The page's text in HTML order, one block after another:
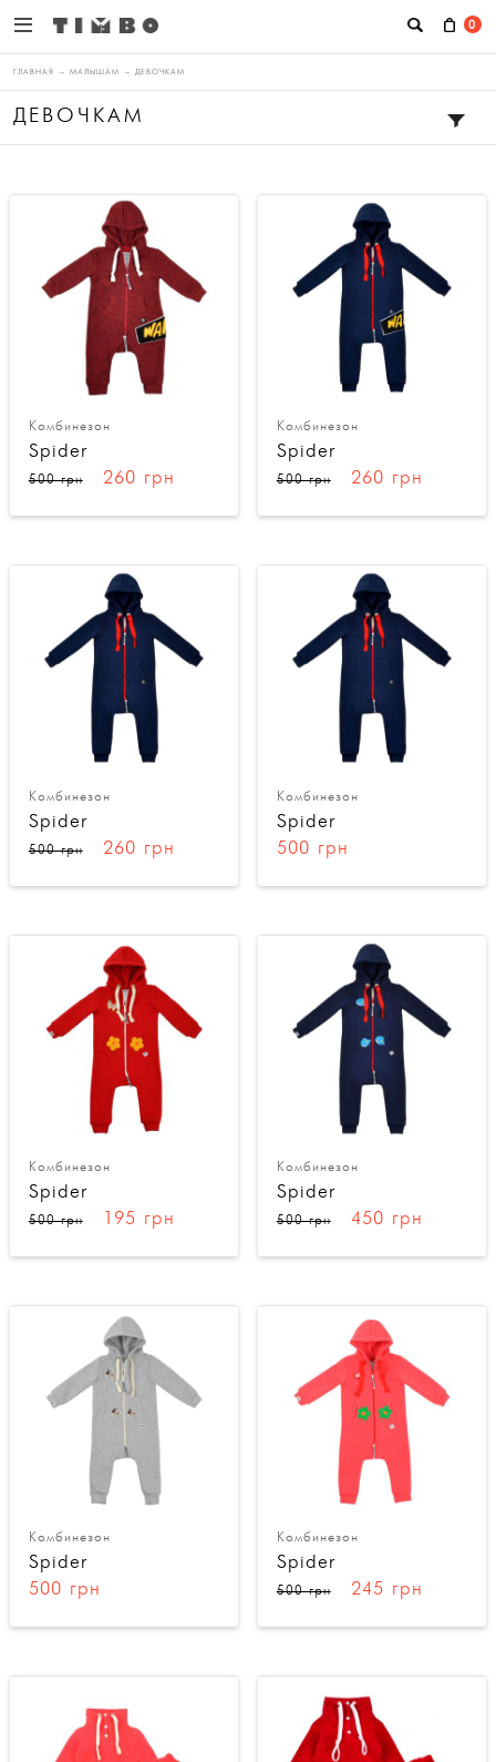
0
ГЛАВНАЯ → МАЛЫШАМ → ДЕВОЧКАМ
ДЕВОЧКАМ
Комбинезон
Spider
500 грн 260 грн
Комбинезон
Spider
500 грн 260 грн
Комбинезон
Spider
500 грн 260 грн
Комбинезон
Spider
500 грн
Комбинезон
Spider
500 грн 195 грн
Комбинезон
Spider
500 грн 450 грн
Комбинезон
Spider
500 грн
Комбинезон
Spider
500 грн 245 грн